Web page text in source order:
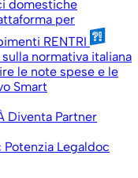
domestiche
per
RENTRI
normativa italiana
le note spese e le
Smart
Diventa Partner
Potenzia Legaldoc